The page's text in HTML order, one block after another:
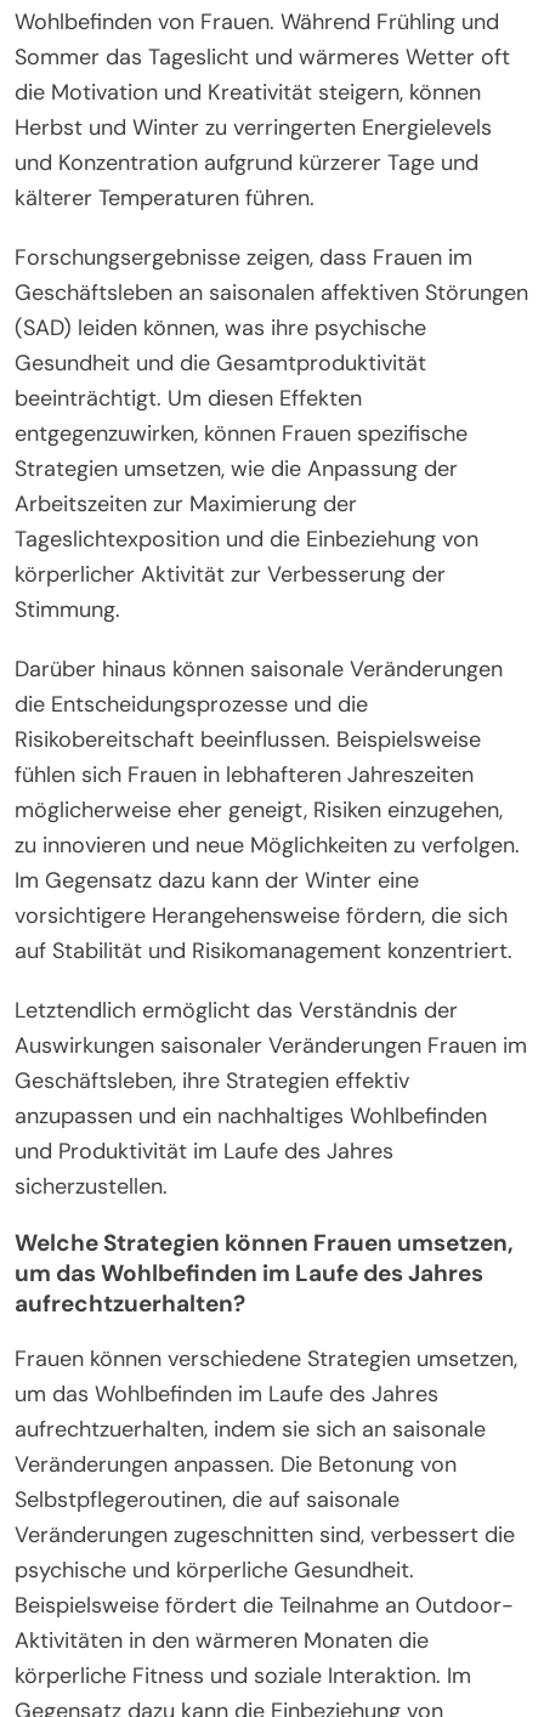
Einklang bringen, eine höhere Zufriedenheit und
Leistung berichten. Durch die Anpassung an
saisonale Veränderungen können Frauen ihr
Wohlbefinden steigern, was zu verbesserter
Konzentration und Produktivität führt. Die
Betonung von Selbstpflegepraktiken während
allgemeinen Geschäftserfolg weiter unterstützen.
Wie wirken sich saisonale Veränderungen auf
die psychische Gesundheit und Motivation
von Frauen im Geschäftsleben aus?
Saisonale Veränderungen beeinflussen erheblich
die Geschäftsstrategien, Produktivität und das
Wohlbefinden von Frauen. Während Frühling und
Sommer das Tageslicht und wärmeres Wetter oft
die Motivation und Kreativität steigern, können
Herbst und Winter zu verringerten Energielevels
und Konzentration aufgrund kürzerer Tage und
kälterer Temperaturen führen.
Forschungsergebnisse zeigen, dass Frauen im
Geschäftsleben an saisonalen affektiven Störungen
(SAD) leiden können, was ihre psychische
Gesundheit und die Gesamtproduktivität
beeinträchtigt. Um diesen Effekten
entgegenzuwirken, können Frauen spezifische
Strategien umsetzen, wie die Anpassung der
Arbeitszeiten zur Maximierung der
Tageslichtexposition und die Einbeziehung von
körperlicher Aktivität zur Verbesserung der
Darüber hinaus können saisonale Veränderungen
die Entscheidungsprozesse und die
Risikobereitschaft beeinflussen. Beispielsweise
fühlen sich Frauen in lebhafteren Jahreszeiten
möglicherweise eher geneigt, Risiken einzugehen,
Im Gegensatz dazu kann der Winter eine
vorsichtigere Herangehensweise fördern, die sich
auf Stabilität und Risikomanagement konzentriert.
Letztendlich ermöglicht das Verständnis der
Auswirkungen saisonaler Veränderungen Frauen im
Geschäftsleben, ihre Strategien effektiv
anzupassen und ein nachhaltiges Wohlbefinden
und Produktivität im Laufe des Jahres
sicherzustellen.